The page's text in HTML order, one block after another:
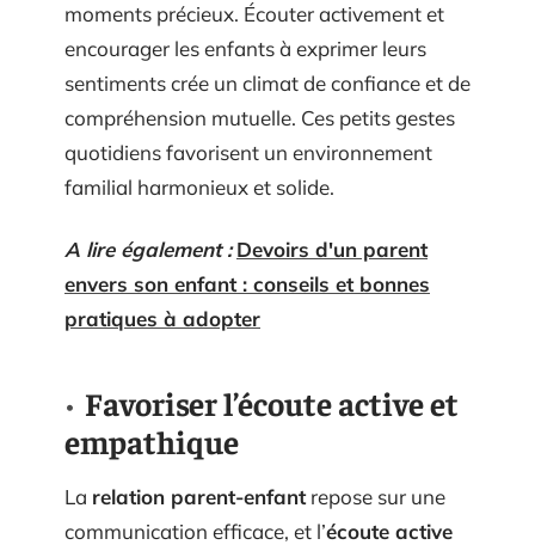
moments précieux. Écouter activement et
encourager les enfants à exprimer leurs
sentiments crée un climat de confiance et de
compréhension mutuelle. Ces petits gestes
quotidiens favorisent un environnement
familial harmonieux et solide.
A lire également : Devoirs d'un parent
envers son enfant : conseils et bonnes
pratiques à adopter
Favoriser l’écoute active et
empathique
La relation parent-enfantrepose sur une
communication efficace, et l’écoute active